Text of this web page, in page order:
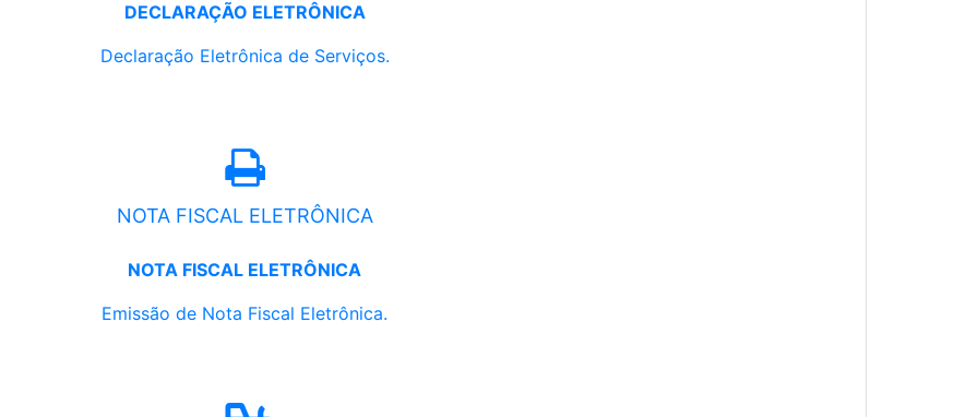
DECLARAÇÃO ELETRÔNICA
Declaração Eletrônica de Serviços.
NOTA FISCAL ELETRÔNICA
NOTA FISCAL ELETRÔNICA
Emissão de Nota Fiscal Eletrônica.